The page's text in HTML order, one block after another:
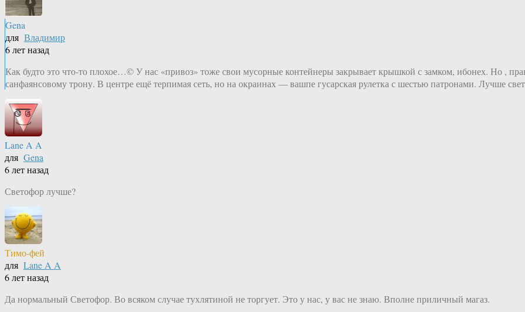
Gena
для Владимир
6 лет назад
Как будто это что-то плохое…© У нас «привоз» тоже свои мусорные контейнеры закрывает крышкой с замком, ибонех. Но ,
санфаянсовому трону. В центре ещё терпимая сеть, но на окраинах — вашпе гусарская рулетка с шестью патронами. Лучше
Lane A A
для Gena
6 лет назад
Светофор лучше?
Тимо-фей
для Lane A A
6 лет назад
Да нормальный Светофор. Во всяком случае тухлятиной не торгует. Это у нас, у вас не знаю. Вполне приличный магаз.